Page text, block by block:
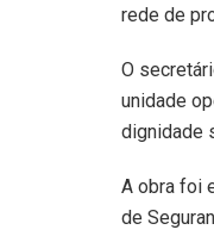
rede de
O
unidade
dignidade
A obra foi
de